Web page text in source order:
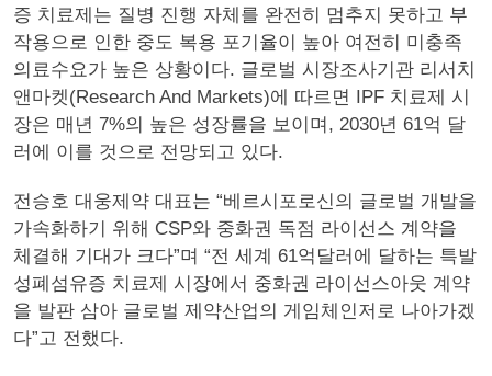
증 치료제는 질병 진행 자체를 완전히 멈추지 못하고 부
작용으로 인한 중도 복용 포기율이 높아 여전히 미충족
의료수요가 높은 상황이다. 글로벌 시장조사기관 리서치
앤마켓(Research And Markets)에 따르면 IPF 치료제 시
장은 매년 7%의 높은 성장률을 보이며, 2030년 61억 달
러에 이를 것으로 전망되고 있다.
전승호 대웅제약 대표는 “베르시포로신의 글로벌 개발을
가속화하기 위해 CSP와 중화권 독점 라이선스 계약을
체결해 기대가 크다”며 “전 세계 61억달러에 달하는 특발
성폐섬유증 치료제 시장에서 중화권 라이선스아웃 계약
을 발판 삼아 글로벌 제약산업의 게임체인저로 나아가겠
다”고 전했다.